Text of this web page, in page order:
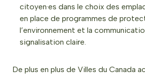
citoyen·es dans le choix des
en place de programmes de
l’environnement et la
signalisation claire.
De plus en plus de Villes du Canada